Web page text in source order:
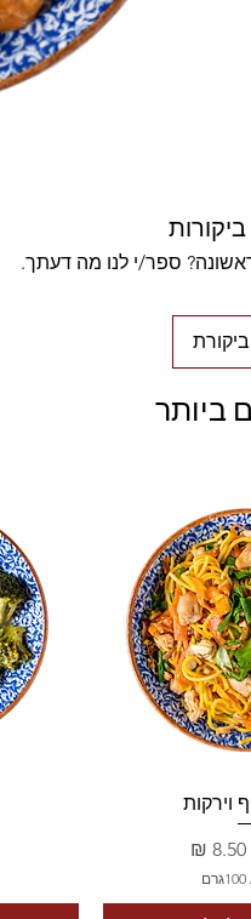
ביקורות
ספר/י לנו מה דעתך.
ביותר
וירקות
‏8.50 ‏₪
100גרם